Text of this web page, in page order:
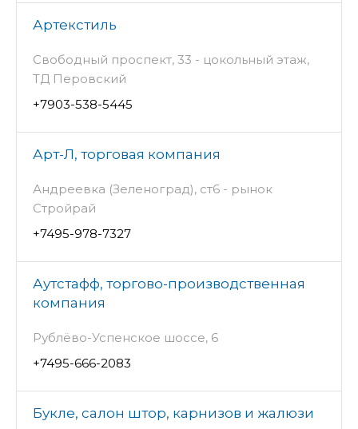
Артекстиль
Свободный проспект, 33 - цокольный этаж,
ТД Перовский
+7903-538-5445
Арт-Л, торговая компания
Андреевка (Зеленоград), ст6 - рынок
Стройрай
+7495-978-7327
Аутстафф, торгово-производственная
компания
Рублёво-Успенское шоссе, 6
+7495-666-2083
Букле, салон штор, карнизов и жалюзи